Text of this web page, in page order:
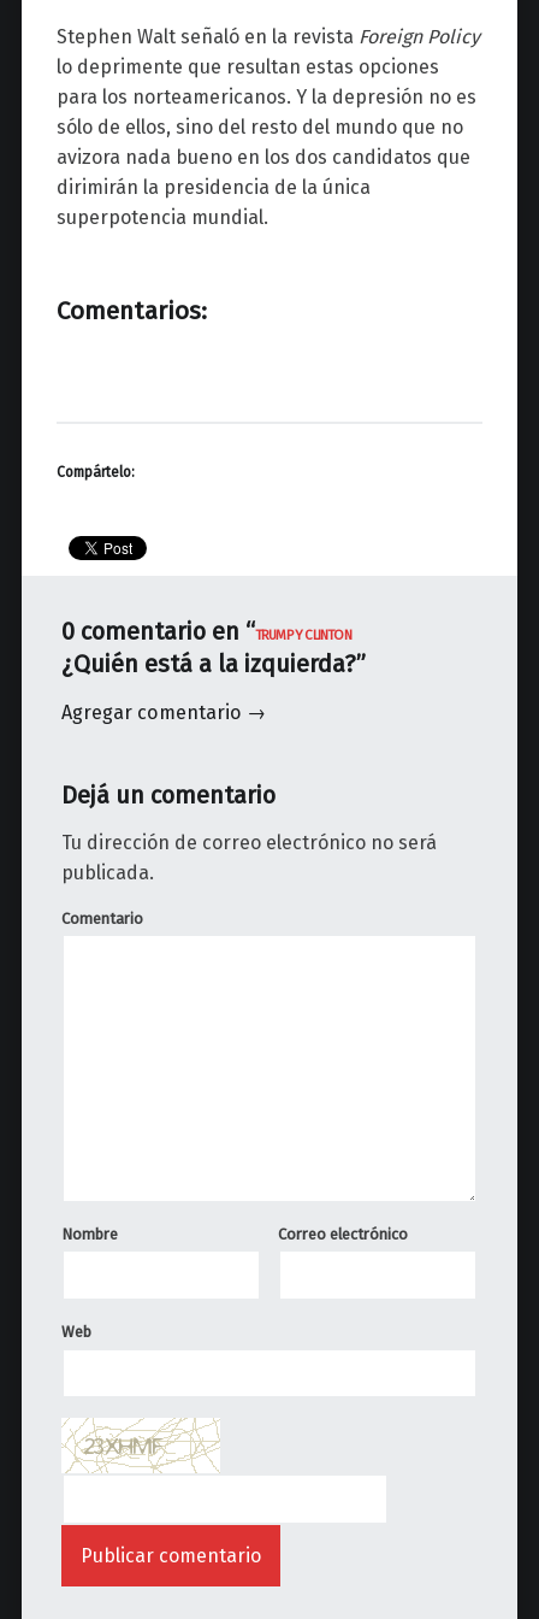
Stephen Walt señaló en la revista Foreign Policy
lo deprimente que resultan estas opciones
para los norteamericanos. Y la depresión no es
sólo de ellos, sino del resto del mundo que no
avizora nada bueno en los dos candidatos que
dirimirán la presidencia de la única
superpotencia mundial.
Comentarios:
Compártelo:
0 comentario en “TRUMP Y CLINTON
¿Quién está a la izquierda?”
Agregar comentario →
Dejá un comentario
Tu dirección de correo electrónico no será
publicada.
Comentario
Nombre Correo electrónico
Web